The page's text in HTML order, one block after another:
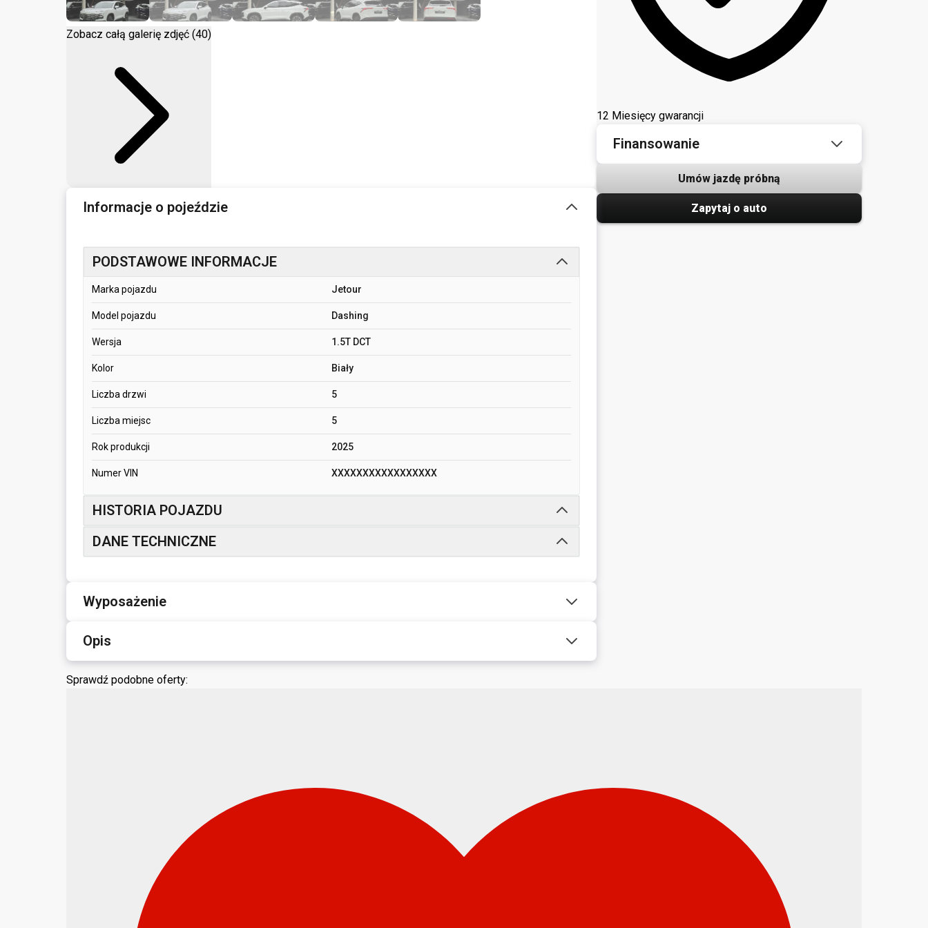
Zobacz całą galerię zdjęć (40)
Informacje o pojeździe
PODSTAWOWE INFORMACJE
Marka pojazdu Jetour
Model pojazdu Dashing
Wersja 1.5T DCT
Kolor Biały
Liczba drzwi 5
Liczba miejsc 5
Rok produkcji 2025
Numer VIN XXXXXXXXXXXXXXXXX
HISTORIA POJAZDU
DANE TECHNICZNE
Wyposażenie
Opis
12 Miesięcy gwarancji
Finansowanie
Umów jazdę próbną
Zapytaj o auto
Sprawdź podobne oferty: